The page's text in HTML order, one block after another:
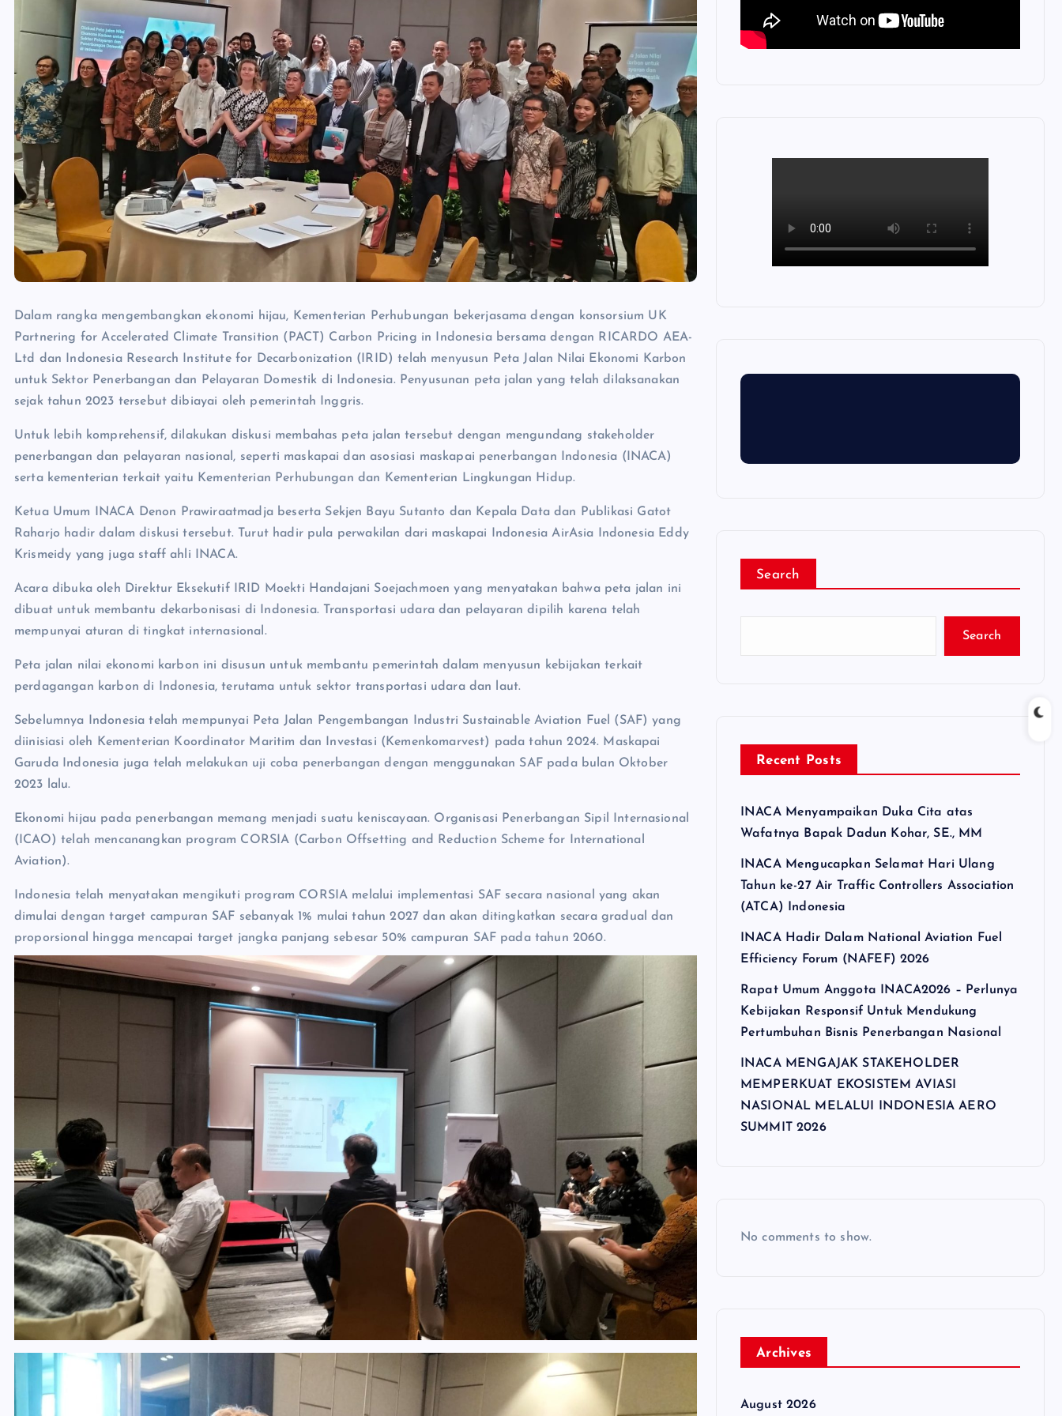
Dalam rangka mengembangkan ekonomi hijau, Kementerian Perhubungan bekerjasama dengan konsorsium UK
Partnering for Accelerated Climate Transition (PACT) Carbon Pricing in Indonesia bersama dengan RICARDO AEA-
Ltd dan Indonesia Research Institute for Decarbonization (IRID) telah menyusun Peta Jalan Nilai Ekonomi Karbon
untuk Sektor Penerbangan dan Pelayaran Domestik di Indonesia. Penyusunan peta jalan yang telah dilaksanakan
sejak tahun 2023 tersebut dibiayai oleh pemerintah Inggris.
Untuk lebih komprehensif, dilakukan diskusi membahas peta jalan tersebut dengan mengundang stakeholder
penerbangan dan pelayaran nasional, seperti maskapai dan asosiasi maskapai penerbangan Indonesia (INACA)
serta kementerian terkait yaitu Kementerian Perhubungan dan Kementerian Lingkungan Hidup.
Ketua Umum INACA Denon Prawiraatmadja beserta Sekjen Bayu Sutanto dan Kepala Data dan Publikasi Gatot
Raharjo hadir dalam diskusi tersebut. Turut hadir pula perwakilan dari maskapai Indonesia AirAsia Indonesia Eddy
Krismeidy yang juga staff ahli INACA.
Acara dibuka oleh Direktur Eksekutif IRID Moekti Handajani Soejachmoen yang menyatakan bahwa peta jalan ini
dibuat untuk membantu dekarbonisasi di Indonesia. Transportasi udara dan pelayaran dipilih karena telah
mempunyai aturan di tingkat internasional.
Peta jalan nilai ekonomi karbon ini disusun untuk membantu pemerintah dalam menyusun kebijakan terkait
perdagangan karbon di Indonesia, terutama untuk sektor transportasi udara dan laut.
Sebelumnya Indonesia telah mempunyai Peta Jalan Pengembangan Industri Sustainable Aviation Fuel (SAF) yang
diinisiasi oleh Kementerian Koordinator Maritim dan Investasi (Kemenkomarvest) pada tahun 2024. Maskapai
Garuda Indonesia juga telah melakukan uji coba penerbangan dengan menggunakan SAF pada bulan Oktober
2023 lalu.
Ekonomi hijau pada penerbangan memang menjadi suatu keniscayaan. Organisasi Penerbangan Sipil Internasional
(ICAO) telah mencanangkan program CORSIA (Carbon Offsetting and Reduction Scheme for International
Aviation).
Indonesia telah menyatakan mengikuti program CORSIA melalui implementasi SAF secara nasional yang akan
dimulai dengan target campuran SAF sebanyak 1% mulai tahun 2027 dan akan ditingkatkan secara gradual dan
proporsional hingga mencapai target jangka panjang sebesar 50% campuran SAF pada tahun 2060.
Search
Search
Recent Posts
INACA Menyampaikan Duka Cita atas
Wafatnya Bapak Dadun Kohar, SE., MM
INACA Mengucapkan Selamat Hari Ulang
Tahun ke-27 Air Traffic Controllers Association
(ATCA) Indonesia
INACA Hadir Dalam National Aviation Fuel
Efficiency Forum (NAFEF) 2026
Rapat Umum Anggota INACA2026 – Perlunya
Kebijakan Responsif Untuk Mendukung
Pertumbuhan Bisnis Penerbangan Nasional
INACA MENGAJAK STAKEHOLDER
MEMPERKUAT EKOSISTEM AVIASI
NASIONAL MELALUI INDONESIA AERO
SUMMIT 2026
No comments to show.
Archives
August 2026